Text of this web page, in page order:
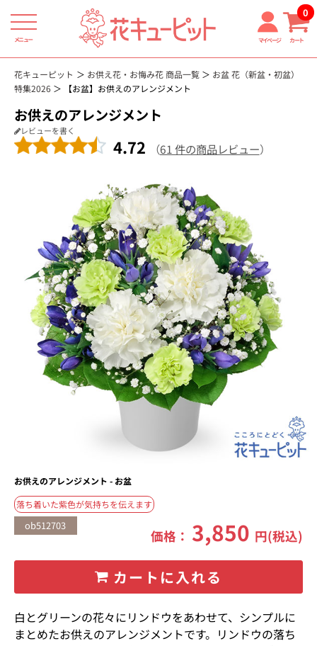
メニュー マイページ カート
0
花キューピット お供え花・お悔み花 商品一覧
お盆 花（新盆・初盆）
特集2026
【お盆】お供えのアレンジメント
お供えのアレンジメント
レビューを書く
4.72 （61 件の商品レビュー）
お供えのアレンジメント - お盆
落ち着いた紫色が気持ちを伝えます
ob512703
価格： 3,850 円(税込)
カートに入れる
白とグリーンの花々にリンドウをあわせて、シンプルに
まとめたお供えのアレンジメントです。リンドウの落ち